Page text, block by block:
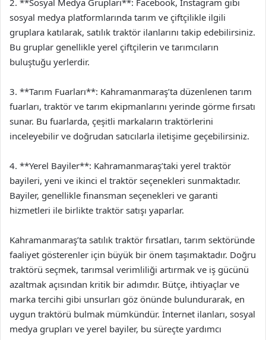
2. **Sosyal Medya Grupları**: Facebook, Instagram gibi
sosyal medya platformlarında tarım ve çiftçilikle ilgili
gruplara katılarak, satılık traktör ilanlarını takip edebilirsiniz.
Bu gruplar genellikle yerel çiftçilerin ve tarımcıların
buluştuğu yerlerdir.
3. **Tarım Fuarları**: Kahramanmaraş’ta düzenlenen tarım
fuarları, traktör ve tarım ekipmanlarını yerinde görme fırsatı
sunar. Bu fuarlarda, çeşitli markaların traktörlerini
inceleyebilir ve doğrudan satıcılarla iletişime geçebilirsiniz.
4. **Yerel Bayiler**: Kahramanmaraş’taki yerel traktör
bayileri, yeni ve ikinci el traktör seçenekleri sunmaktadır.
Bayiler, genellikle finansman seçenekleri ve garanti
hizmetleri ile birlikte traktör satışı yaparlar.
Kahramanmaraş’ta satılık traktör fırsatları, tarım sektöründe
faaliyet gösterenler için büyük bir önem taşımaktadır. Doğru
traktörü seçmek, tarımsal verimliliği artırmak ve iş gücünü
azaltmak açısından kritik bir adımdır. Bütçe, ihtiyaçlar ve
marka tercihi gibi unsurları göz önünde bulundurarak, en
uygun traktörü bulmak mümkündür. İnternet ilanları, sosyal
medya grupları ve yerel bayiler, bu süreçte yardımcı